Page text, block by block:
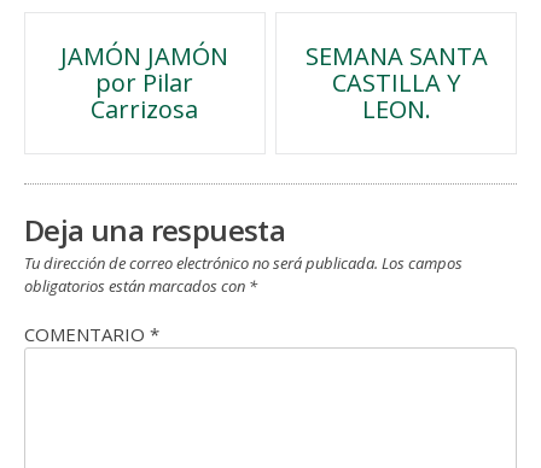
Navegación
entradas
JAMÓN JAMÓN
por Pilar
Carrizosa
SEMANA SANTA
CASTILLA Y
LEON.
Deja una respuesta
Tu dirección de correo electrónico no será publicada. Los campos
obligatorios están marcados con *
COMENTARIO *